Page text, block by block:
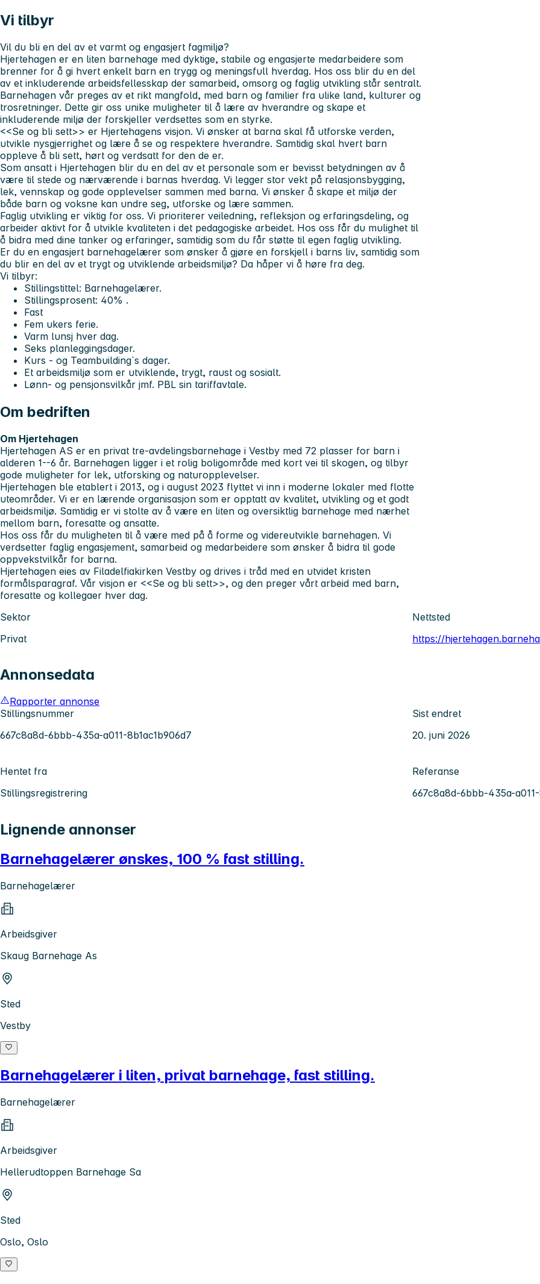
Vi tilbyr
Vil du bli en del av et varmt og engasjert fagmiljø?
Hjertehagen er en liten barnehage med dyktige, stabile og engasjerte medarbeidere som
brenner for å gi hvert enkelt barn en trygg og meningsfull hverdag. Hos oss blir du en del
av et inkluderende arbeidsfellesskap der samarbeid, omsorg og faglig utvikling står sentralt.
Barnehagen vår preges av et rikt mangfold, med barn og familier fra ulike land, kulturer og
trosretninger. Dette gir oss unike muligheter til å lære av hverandre og skape et
inkluderende miljø der forskjeller verdsettes som en styrke.
<<Se og bli sett>> er Hjertehagens visjon. Vi ønsker at barna skal få utforske verden,
utvikle nysgjerrighet og lære å se og respektere hverandre. Samtidig skal hvert barn
oppleve å bli sett, hørt og verdsatt for den de er.
Som ansatt i Hjertehagen blir du en del av et personale som er bevisst betydningen av å
være til stede og nærværende i barnas hverdag. Vi legger stor vekt på relasjonsbygging,
lek, vennskap og gode opplevelser sammen med barna. Vi ønsker å skape et miljø der
både barn og voksne kan undre seg, utforske og lære sammen.
Faglig utvikling er viktig for oss. Vi prioriterer veiledning, refleksjon og erfaringsdeling, og
arbeider aktivt for å utvikle kvaliteten i det pedagogiske arbeidet. Hos oss får du mulighet til
å bidra med dine tanker og erfaringer, samtidig som du får støtte til egen faglig utvikling.
Er du en engasjert barnehagelærer som ønsker å gjøre en forskjell i barns liv, samtidig som
du blir en del av et trygt og utviklende arbeidsmiljø? Da håper vi å høre fra deg.
Vi tilbyr:
Stillingstittel: Barnehagelærer.
Stillingsprosent: 40% .
Fast
Fem ukers ferie.
Varm lunsj hver dag.
Seks planleggingsdager.
Kurs - og Teambuilding`s dager.
Et arbeidsmiljø som er utviklende, trygt, raust og sosialt.
Lønn- og pensjonsvilkår jmf. PBL sin tariffavtale.
Om bedriften
Om Hjertehagen
Hjertehagen AS er en privat tre-avdelingsbarnehage i Vestby med 72 plasser for barn i
alderen 1--6 år. Barnehagen ligger i et rolig boligområde med kort vei til skogen, og tilbyr
gode muligheter for lek, utforsking og naturopplevelser.
Hjertehagen ble etablert i 2013, og i august 2023 flyttet vi inn i moderne lokaler med flotte
uteområder. Vi er en lærende organisasjon som er opptatt av kvalitet, utvikling og et godt
arbeidsmiljø. Samtidig er vi stolte av å være en liten og oversiktlig barnehage med nærhet
mellom barn, foresatte og ansatte.
Hos oss får du muligheten til å være med på å forme og videreutvikle barnehagen. Vi
verdsetter faglig engasjement, samarbeid og medarbeidere som ønsker å bidra til gode
oppvekstvilkår for barna.
Hjertehagen eies av Filadelfiakirken Vestby og drives i tråd med en utvidet kristen
formålsparagraf. Vår visjon er <<Se og bli sett>>, og den preger vårt arbeid med barn,
foresatte og kollegaer hver dag.
Sektor
Privat
Nettsted
https://
Annonsedata
Rapporter annonse
Stillingsnummer
667c8a8d-6bbb-435a-a011-8b1ac1b906d7
Sist endret
20. juni 2026
Hentet fra
Stillingsregistrering
Referanse
667c8a8d-6bbb-435a-
Lignende annonser
Barnehagelærer ønskes, 100 % fast stilling.
Barnehagelærer
Arbeidsgiver
Skaug Barnehage As
Sted
Vestby
Barnehagelærer i liten, privat barnehage, fast stilling.
Barnehagelærer
Arbeidsgiver
Hellerudtoppen Barnehage Sa
Sted
Oslo, Oslo